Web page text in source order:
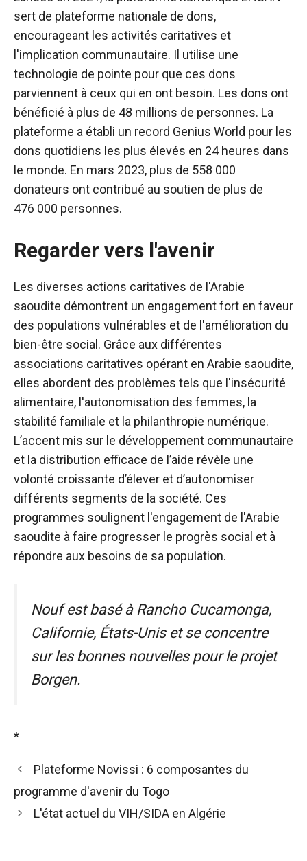
sert de plateforme nationale de dons,
encourageant les activités caritatives et
l'implication communautaire. Il utilise une
technologie de pointe pour que ces dons
parviennent à ceux qui en ont besoin. Les dons ont
bénéficié à plus de 48 millions de personnes. La
plateforme a établi un record Genius World pour les
dons quotidiens les plus élevés en 24 heures dans
le monde. En mars 2023, plus de 558 000
donateurs ont contribué au soutien de plus de
476 000 personnes.
Regarder vers l'avenir
Les diverses actions caritatives de l'Arabie
saoudite démontrent un engagement fort en faveur
des populations vulnérables et de l'amélioration du
bien-être social. Grâce aux différentes
associations caritatives opérant en Arabie saoudite,
elles abordent des problèmes tels que l'insécurité
alimentaire, l'autonomisation des femmes, la
stabilité familiale et la philanthropie numérique.
L’accent mis sur le développement communautaire
et la distribution efficace de l’aide révèle une
volonté croissante d’élever et d’autonomiser
différents segments de la société. Ces
programmes soulignent l'engagement de l'Arabie
saoudite à faire progresser le progrès social et à
répondre aux besoins de sa population.
Nouf est basé à Rancho Cucamonga,
Californie, États-Unis et se concentre
sur les bonnes nouvelles pour le projet
Borgen.
*
Plateforme Novissi : 6 composantes du
programme d'avenir du Togo
L'état actuel du VIH/SIDA en Algérie